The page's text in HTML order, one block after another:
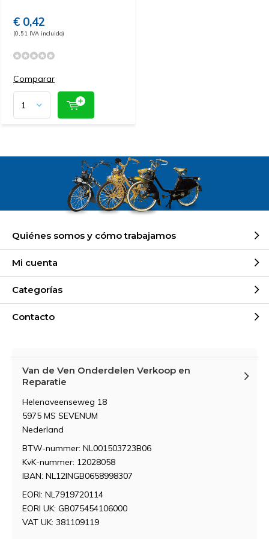
€ 0,42
(0,51 IVA incluido)
Comparar
Quiénes somos y cómo trabajamos
Mi cuenta
Categorías
Contacto
Van de Ven Onderdelen Verkoop en
Reparatie
Helenaveenseweg 18
5975 MS SEVENUM
Nederland
BTW-nummer: NL001503723B06
KvK-nummer: 12028058
IBAN: NL12INGB0658998307
EORI: NL7919720114
EORI UK: GB075454106000
VAT UK: 381109119